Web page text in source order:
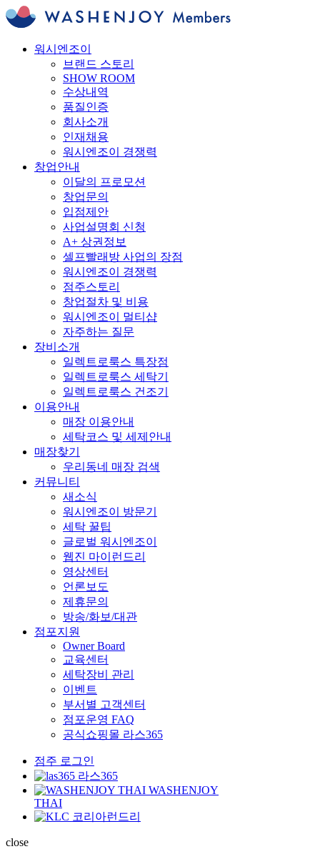
워시엔조이
브랜드 스토리
SHOW ROOM
수상내역
품질인증
회사소개
인재채용
워시엔조이 경쟁력
창업안내
이달의 프로모션
창업문의
입점제안
사업설명회 신청
A+ 상권정보
셀프빨래방 사업의 장점
워시엔조이 경쟁력
점주스토리
창업절차 및 비용
워시엔조이 멀티샵
자주하는 질문
장비소개
일렉트로룩스 특장점
일렉트로룩스 세탁기
일렉트로룩스 건조기
이용안내
매장 이용안내
세탁코스 및 세제안내
매장찾기
우리동네 매장 검색
커뮤니티
새소식
워시엔조이 방문기
세탁 꿀팁
글로벌 워시엔조이
웹진 마이런드리
영상센터
언론보도
제휴문의
방송/화보/대관
점포지원
Owner Board
교육센터
세탁장비 관리
이벤트
부서별 고객센터
점포운영 FAQ
공식쇼핑몰 라스365
점주 로그인
라스365
WASHENJOY
THAI
코리아런드리
close